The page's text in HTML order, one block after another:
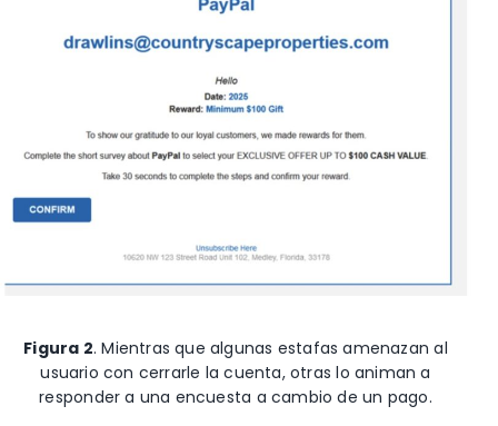
Figura 2.Mientras que algunas estafas amenazan al
usuario con cerrarle la cuenta, otras lo animan a
responder a una encuesta a cambio de un pago.